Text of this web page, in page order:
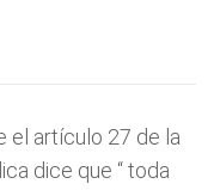
el artículo 27 de la
dice que “toda